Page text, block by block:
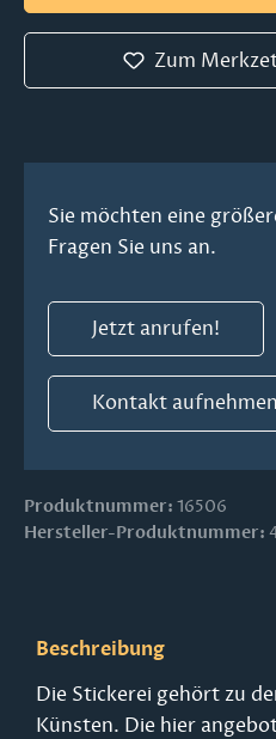
Zum
Sie möchten eine
Fragen Sie uns an.
Jetzt anrufen!
Kontakt
Produktnummer: 16506
Hersteller-Produktnummer:
Beschreibung
Die Stickerei gehört zu
Künsten. Die hier